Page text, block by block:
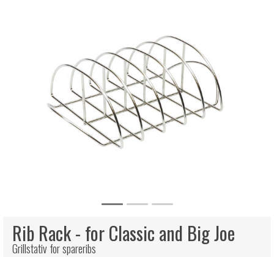
Rib Rack - for Classic and Big Joe
Grillstativ for spareribs